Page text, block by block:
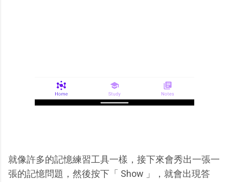
就像許多的記憶練習工具一樣，接下來會秀出一張一
張的記憶問題，然後按下「 Show 」，就會出現答